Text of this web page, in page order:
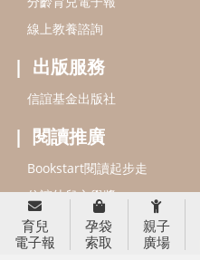
線上教養諮詢
出版服務
信誼基金出版社
閱讀推廣
Bookstart閱讀起步走
信誼幼兒文學獎
信誼兒童動畫獎
小袋鼠說故事劇團
育兒
電子報
孕袋
索取
親子
廣場